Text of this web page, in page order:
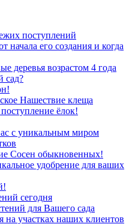
поступлений
начала его создания и когда
деревья возрастом 4 года
сад?
Нашествие клеща
ёлок!
с уникальным миром
Сосен обыкновенных!
удобрение для ваших
сегодня
для Вашего сада
на участках наших клиентов